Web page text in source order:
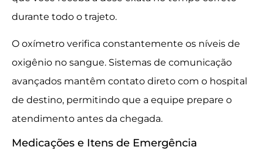
durante todo o trajeto.
O oxímetro verifica constantemente os níveis de
oxigênio no sangue. Sistemas de comunicação
avançados mantêm contato direto com o hospital
de destino, permitindo que a equipe prepare o
atendimento antes da chegada.
Medicações e Itens de Emergência